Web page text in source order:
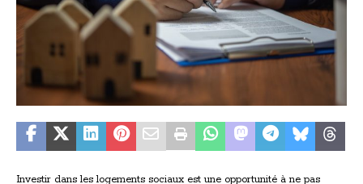
Investir dans les logements sociaux est une opportunité à ne pas